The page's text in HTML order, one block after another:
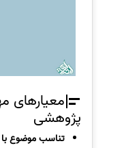
معیارهای
پژوهشی
تناسب موضوع